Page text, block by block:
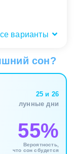
варианты
сюжет,
дикому лесу и
что судьба
там, где вы
награда за
новые
сон?
25 и 26
лунные дни
55%
Вероятность,
что сон сбудется